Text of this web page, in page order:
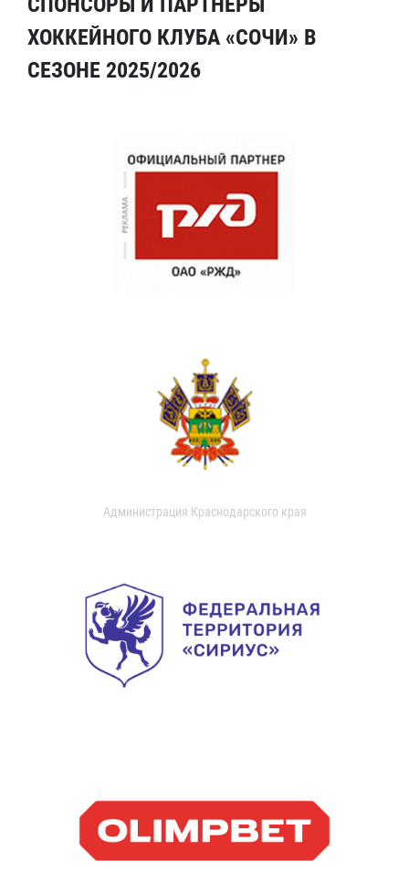
ХОККЕЙНОГО КЛУБА «СОЧИ» В
СЕЗОНЕ 2025/2026
Администрация Краснодарского края